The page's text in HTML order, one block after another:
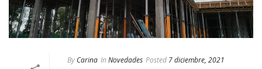
By Carina In Novedades Posted 7 diciembre, 2021